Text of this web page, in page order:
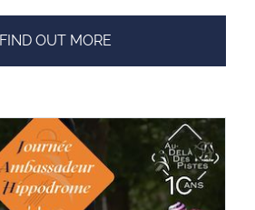
FIND OUT MORE